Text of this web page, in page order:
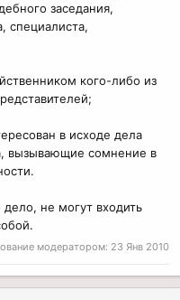
заседания,
специалиста,
кого-либо из
в исходе дела
вызывающие сомнение в
не могут входить
модератором: 23 Янв 2010